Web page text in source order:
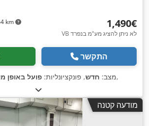
km ‏1,490 ‏€
VB לא ניתן להציג מע"מ בנפרד
התקשר
מצב: חדש, פונקציונליות: פועל באופן ,
מודעה קטנה